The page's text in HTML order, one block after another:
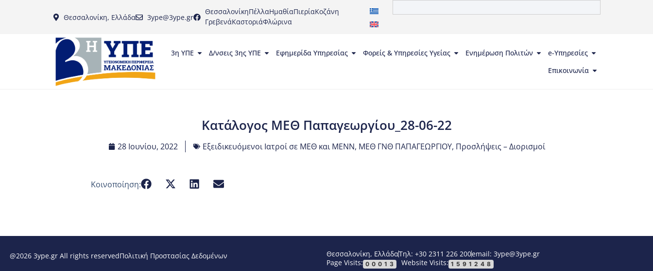
Θεσσαλονίκη, Ελλάδα 3ype@3ype.gr
ΘεσσαλονίκηΠέλλαΗμαθίαΠιερίαΚοζάνη
ΓρεβενάΚαστοριάΦλώρινα
3η ΥΠΕ Δ/νσεις 3ης ΥΠΕ Εφημερίδα Υπηρεσίας Φορείς & Υπηρεσίες Υγείας Ενημέρωση Πολιτών
e-Υπηρεσίες
Επικοινωνία
Κατάλογος ΜΕΘ Παπαγεωργίου_28-06-22
28 Ιουνίου, 2022 Εξειδικευόμενοι Ιατροί σε ΜΕΘ και ΜΕΝΝ, ΜΕΘ ΓΝΘ ΠΑΠΑΓΕΩΡΓΙΟΥ, Προσλήψεις – Διορισμοί
Κοινοποίηση:
@2026 3ype.gr All rights reservedΠολιτική Προστασίας Δεδομένων Θεσσαλονίκη, ΕλλάδαΤηλ: +30 2311 226 200email: 3ype@3ype.gr
Page Visits: 00013 Website Visits: 1591248